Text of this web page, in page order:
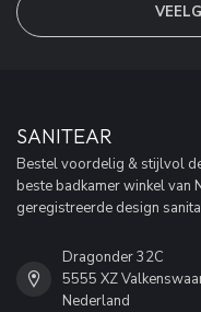
SANITEAR
Bestel voordelig & stijlvol
beste badkamer winkel van
geregistreerde design
Dragonder 32C
5555 XZ
Nederland